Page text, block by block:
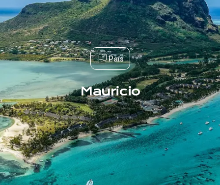
País
Mauricio